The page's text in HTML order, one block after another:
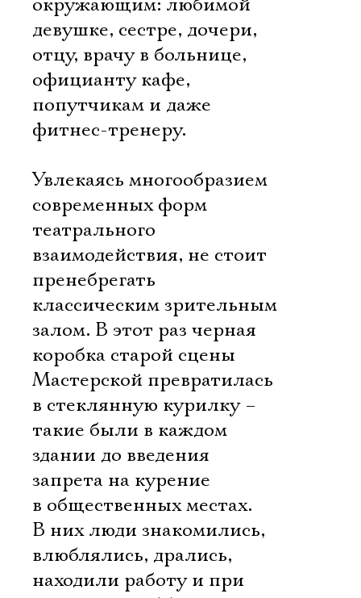
окружающим: любимой
девушке, сестре, дочери,
отцу, врачу в больнице,
официанту кафе,
попутчикам и даже
фитнес-тренеру.
Увлекаясь многообразием
современных форм
театрального
взаимодействия, не стоит
пренебрегать
классическим зрительным
залом. В этот раз черная
коробка старой сцены
Мастерской превратилась
в стеклянную курилку –
такие были в каждом
здании до введения
запрета на курение
в общественных местах.
В них люди знакомились,
влюблялись, дрались,
находили работу и при